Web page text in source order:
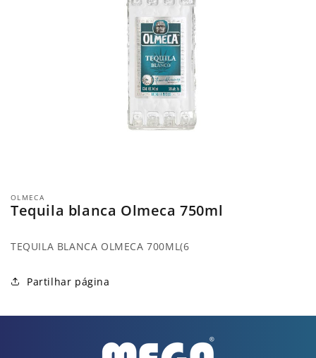
multimédia
1
OLMECA
Tequila blanca Olmeca 750ml
TEQUILA BLANCA OLMECA 700ML(6
Partilhar página